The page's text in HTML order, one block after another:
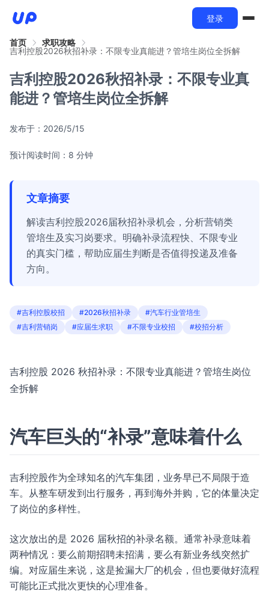
登录
首页
求职攻略
吉利控股2026秋招补录：不限专业真能进？管培生岗位全拆解
吉利控股2026秋招补录：不限专业真
能进？管培生岗位全拆解
发布于： 2026/5/15
预计阅读时间：8 分钟
文章摘要
解读吉利控股2026届秋招补录机会，分析营销类
管培生及实习岗要求。明确补录流程快、不限专业
的真实门槛，帮助应届生判断是否值得投递及准备
方向。
#吉利控股校招 #2026秋招补录
#汽车行业管培生
#吉利营销岗
#应届生求职 #不限专业校招 #校招分析
吉利控股 2026 秋招补录：不限专业真能进？管培生岗位
全拆解
汽车巨头的“补录”意味着什么
吉利控股作为全球知名的汽车集团，业务早已不局限于造
车。从整车研发到出行服务，再到海外并购，它的体量决定
了岗位的多样性。
这次放出的是 2026 届秋招的补录名额。通常补录意味着
两种情况：要么前期招聘未招满，要么有新业务线突然扩
编。对应届生来说，这是捡漏大厂的机会，但也要做好流程
可能比正式批次更快的心理准备。